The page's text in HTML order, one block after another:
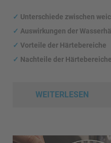
✓ Unterschiede zwischen
✓ Auswirkungen der
✓ Vorteile der Härtebereiche
✓ Nachteile der Härtebereiche
WEITERLESEN